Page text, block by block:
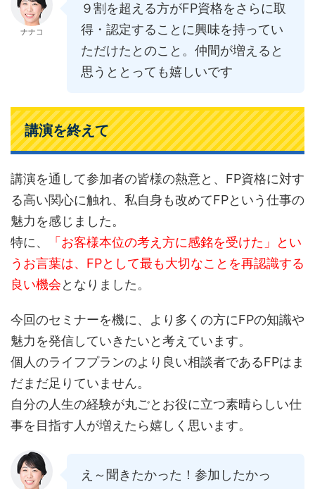
ナナコ
９割を超える方がFP資格をさらに取
得・認定することに興味を持ってい
ただけたとのこと。仲間が増えると
思うととっても嬉しいです
講演を終えて
講演を通して参加者の皆様の熱意と、FP資格に対す
る高い関心に触れ、私自身も改めてFPという仕事の
魅力を感じました。
特に、
「お客様本位の考え方に感銘を受けた」とい
うお言葉は、FPとして最も大切なことを再認識する
良い機会となりました。
今回のセミナーを機に、より多くの方にFPの知識や
魅力を発信していきたいと考えています。
個人のライフプランのより良い相談者であるFPはま
だまだ足りていません。
自分の人生の経験が丸ごとお役に立つ素晴らしい仕
事を目指す人が増えたら嬉しく思います。
え～聞きたかった！参加したかっ